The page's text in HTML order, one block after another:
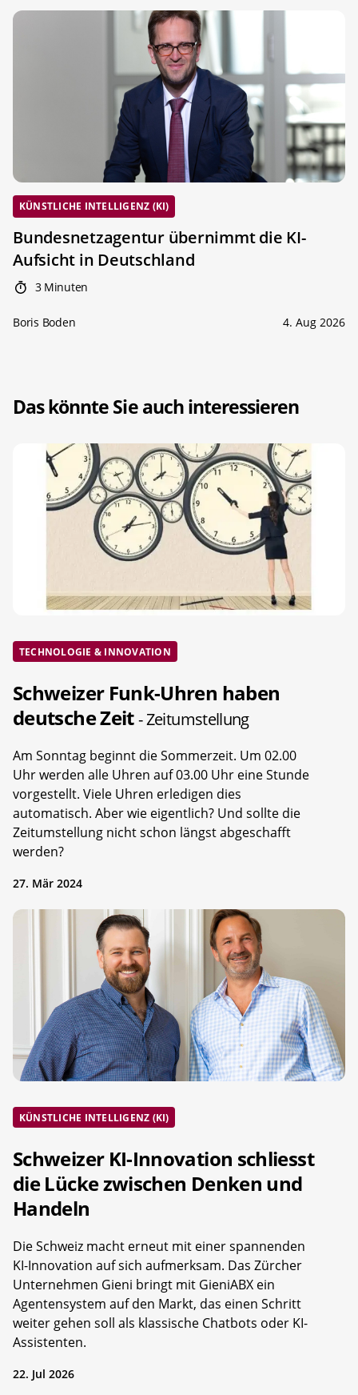
KÜNSTLICHE INTELLIGENZ (KI)
Bundesnetzagentur übernimmt die KI-
Aufsicht in Deutschland
3 Minuten
Boris Boden 4. Aug 2026
Das könnte Sie auch interessieren
TECHNOLOGIE & INNOVATION
Schweizer Funk-Uhren haben
deutsche Zeit- Zeitumstellung
Am Sonntag beginnt die Sommerzeit. Um 02.00
Uhr werden alle Uhren auf 03.00 Uhr eine Stunde
vorgestellt. Viele Uhren erledigen dies
automatisch. Aber wie eigentlich? Und sollte die
Zeitumstellung nicht schon längst abgeschafft
werden?
27. Mär 2024
KÜNSTLICHE INTELLIGENZ (KI)
Schweizer KI-Innovation schliesst
die Lücke zwischen Denken und
Handeln
Die Schweiz macht erneut mit einer spannenden
KI-Innovation auf sich aufmerksam. Das Zürcher
Unternehmen Gieni bringt mit GieniABX ein
Agentensystem auf den Markt, das einen Schritt
weiter gehen soll als klassische Chatbots oder KI-
Assistenten.
22. Jul 2026